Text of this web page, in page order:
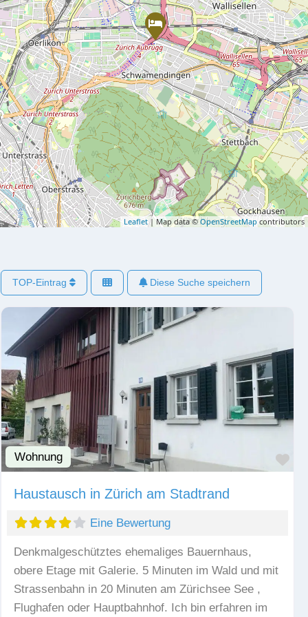
Leaflet| Map data ©OpenStreetMap contributors
TOP-Eintrag Diese Suche speichern
Wohnung
Haustausch in Zürich am Stadtrand
Eine Bewertung
Denkmalgeschütztes ehemaliges Bauernhaus,
obere Etage mit Galerie. 5 Minuten im Wald und mit
Strassenbahn in 20 Minuten am Zürichsee See ,
Flughafen oder Hauptbahnhof. Ich bin erfahren im